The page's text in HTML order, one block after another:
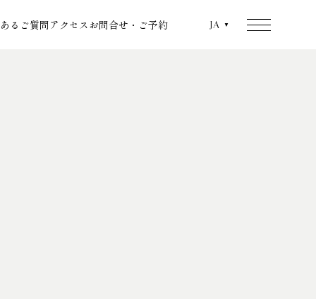
るご質問アクセスお問合せ・ご予約 JA